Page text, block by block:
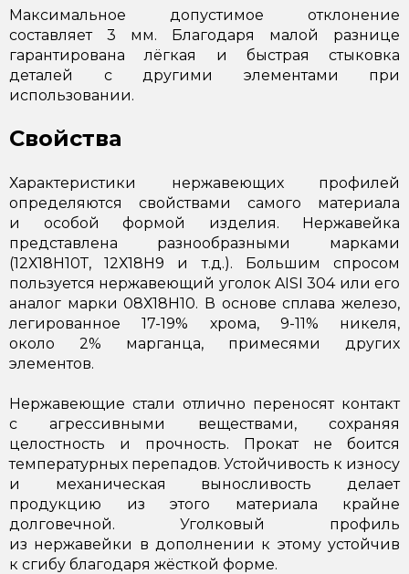
Максимальное допустимое отклонение
составляет 3 мм. Благодаря малой разнице
гарантирована лёгкая и быстрая стыковка
деталей с другими элементами при
использовании.
Свойства
Характеристики нержавеющих профилей
определяются свойствами самого материала
и особой формой изделия. Нержавейка
представлена разнообразными марками
(12Х18Н10Т, 12Х18Н9 и т.д.). Большим спросом
пользуется нержавеющий уголок AISI 304 или его
аналог марки 08Х18Н10. В основе сплава железо,
легированное 17-19% хрома, 9-11% никеля,
около 2% марганца, примесями других
элементов.
Нержавеющие стали отлично переносят контакт
с агрессивными веществами, сохраняя
целостность и прочность. Прокат не боится
температурных перепадов. Устойчивость к износу
и механическая выносливость делает
продукцию из этого материала крайне
долговечной. Уголковый профиль
из нержавейки в дополнении к этому устойчив
к сгибу благодаря жёсткой форме.